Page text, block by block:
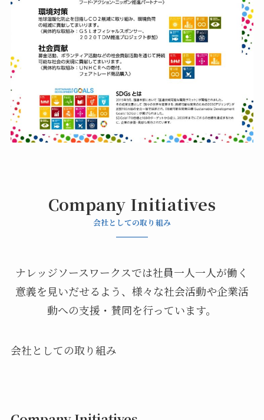
Company Initiatives
会社としての取り組み
ナレッジソースワークスでは社員一人一人が働く
意義を見いだせるよう、様々な社会活動や企業活
動への支援・賛同を行っています。
会社としての取り組み